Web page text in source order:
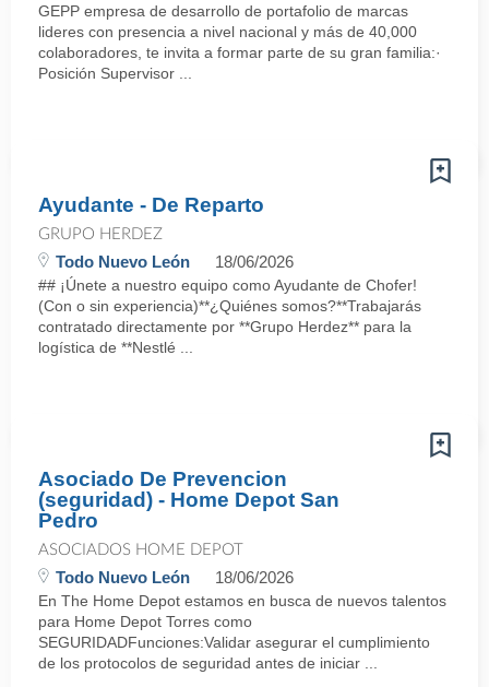
GEPP empresa de desarrollo de portafolio de marcas
lideres con presencia a nivel nacional y más de 40,000
colaboradores, te invita a formar parte de su gran familia:·
Posición Supervisor ...
Ayudante - De Reparto
GRUPO HERDEZ
Todo Nuevo León 18/06/2026
## ¡Únete a nuestro equipo como Ayudante de Chofer!
(Con o sin experiencia)**¿Quiénes somos?**Trabajarás
contratado directamente por **Grupo Herdez** para la
logística de **Nestlé ...
Asociado De Prevencion
(seguridad) - Home Depot San
Pedro
ASOCIADOS HOME DEPOT
Todo Nuevo León 18/06/2026
En The Home Depot estamos en busca de nuevos talentos
para Home Depot Torres como
SEGURIDADFunciones:Validar asegurar el cumplimiento
de los protocolos de seguridad antes de iniciar ...